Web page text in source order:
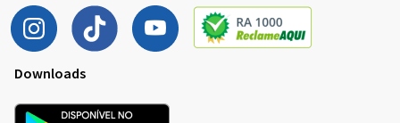
Downloads